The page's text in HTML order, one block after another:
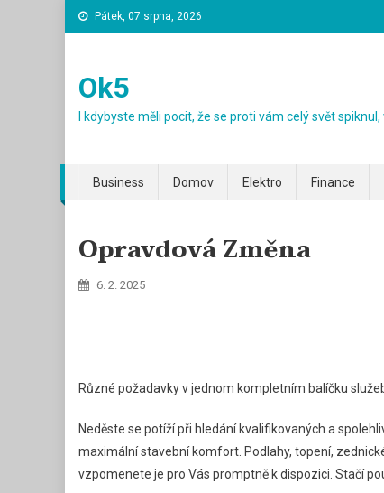
Skip
to
Pátek, 07 srpna, 2026
Ok5
I kdybyste měli pocit, že se proti vám celý svět
Business Domov Elektro Finance
Opravdová Změna
6. 2. 2025
Různé požadavky v jednom kompletním balíčku
Neděste se potíží při hledání kvalifikovaných a
maximální stavební komfort. Podlahy, topení,
vzpomenete je pro Vás promptně k dispozici. Stačí